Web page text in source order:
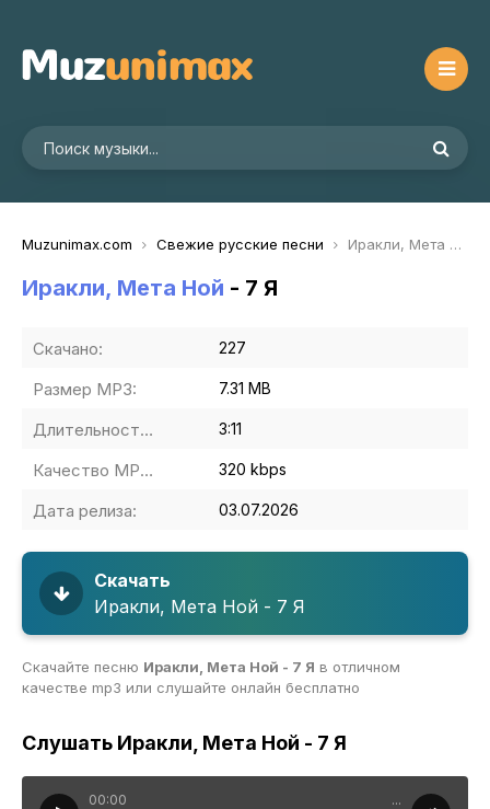
Muzunimax.com Свежие русские песни Иракли, Мета Ной - 7 Я
Иракли, Мета Ной - 7 Я
Скачано: 227
Размер MP3: 7.31 MB
Длительность MP3: 3:11
Качество MP3: 320 kbps
Дата релиза: 03.07.2026
Скачать
Иракли, Мета Ной - 7 Я
Скачайте песню Иракли, Мета Ной - 7 Я в отличном
качестве mp3 или слушайте онлайн бесплатно
Слушать Иракли, Мета Ной - 7 Я
00:00 ...